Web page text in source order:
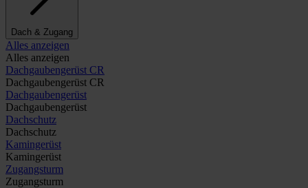
Dach & Zugang
Alles anzeigen
Alles anzeigen
Dachgaubengerüst CR
Dachgaubengerüst CR
Dachgaubengerüst
Dachgaubengerüst
Dachschutz
Dachschutz
Kamingerüst
Kamingerüst
Zugangsturm
Zugangsturm